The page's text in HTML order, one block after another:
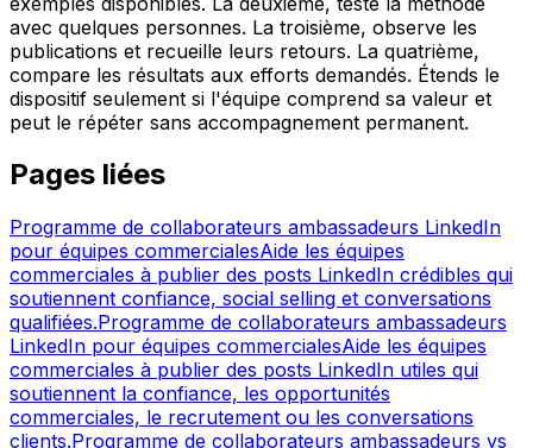
avec quelques personnes. La troisième, observe les
publications et recueille leurs retours. La quatrième,
compare les résultats aux efforts demandés. Étends le
dispositif seulement si l'équipe comprend sa valeur et
peut le répéter sans accompagnement permanent.
Pages liées
Programme de collaborateurs ambassadeurs LinkedIn
pour équipes commercialesAide les équipes
commerciales à publier des posts LinkedIn crédibles qui
soutiennent confiance, social selling et conversations
qualifiées.Programme de collaborateurs ambassadeurs
LinkedIn pour équipes commercialesAide les équipes
commerciales à publier des posts LinkedIn utiles qui
soutiennent la confiance, les opportunités
commerciales, le recrutement ou les conversations
clients.Programme de collaborateurs ambassadeurs vs